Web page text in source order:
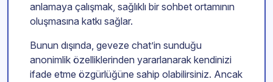
anlamaya çalışmak, sağlıklı bir sohbet ortamının
oluşmasına katkı sağlar.
Bunun dışında, geveze chat’in sunduğu
anonimlik özelliklerinden yararlanarak kendinizi
ifade etme özgürlüğüne sahip olabilirsiniz. Ancak